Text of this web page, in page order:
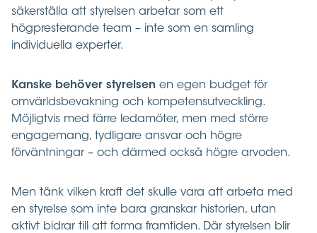
säkerställa att styrelsen arbetar som ett
högpresterande team – inte som en samling
individuella experter.
Kanske behöver styrelsen en egen budget för
omvärldsbevakning och kompetensutveckling.
Möjligtvis med färre ledamöter, men med större
engagemang, tydligare ansvar och högre
förväntningar – och därmed också högre arvoden.
Men tänk vilken kraft det skulle vara att arbeta med
en styrelse som inte bara granskar historien, utan
aktivt bidrar till att forma framtiden. Där styrelsen blir